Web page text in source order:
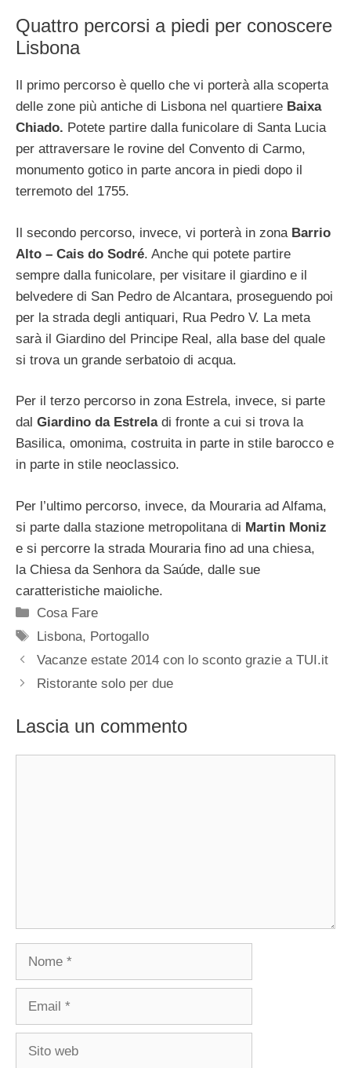
Quattro percorsi a piedi per conoscere
Lisbona
Il primo percorso è quello che vi porterà alla scoperta
delle zone più antiche di Lisbona nel quartiere Baixa
Chiado. Potete partire dalla funicolare di Santa Lucia
per attraversare le rovine del Convento di Carmo,
monumento gotico in parte ancora in piedi dopo il
terremoto del 1755.
Il secondo percorso, invece, vi porterà in zona Barrio
Alto – Cais do Sodré. Anche qui potete partire
sempre dalla funicolare, per visitare il giardino e il
belvedere di San Pedro de Alcantara, proseguendo poi
per la strada degli antiquari, Rua Pedro V. La meta
sarà il Giardino del Principe Real, alla base del quale
si trova un grande serbatoio di acqua.
Per il terzo percorso in zona Estrela, invece, si parte
dal Giardino da Estreladi fronte a cui si trova la
Basilica, omonima, costruita in parte in stile barocco e
in parte in stile neoclassico.
Per l’ultimo percorso, invece, da Mouraria ad Alfama,
si parte dalla stazione metropolitana di Martin Moniz
e si percorre la strada Mouraria fino ad una chiesa,
la Chiesa da Senhora da Saúde, dalle sue
caratteristiche maioliche.
Categorie
Cosa Fare
Tag
Lisbona, Portogallo
Vacanze estate 2014 con lo sconto grazie a TUI.it
Ristorante solo per due
Lascia un commento
Nome
Email
Sito